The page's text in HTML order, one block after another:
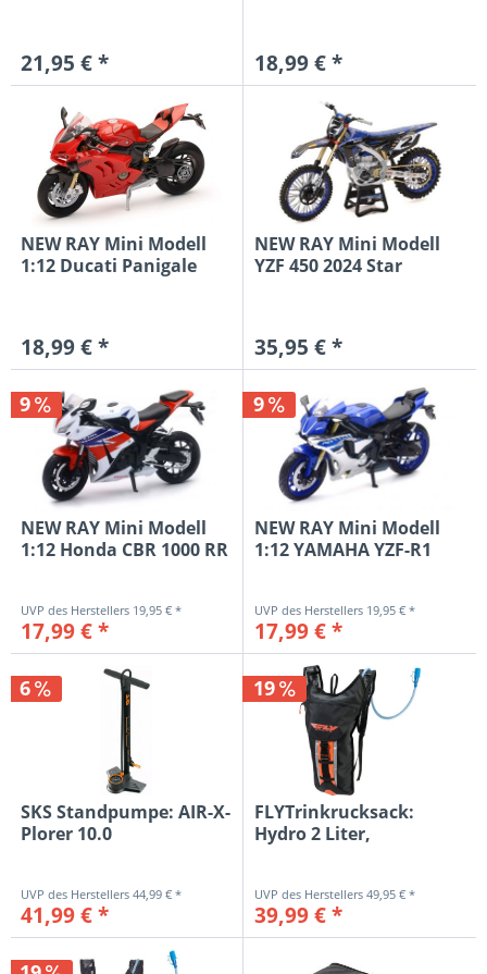
21,95 € * 18,99 € *
NEW RAY Mini Modell
1:12 Ducati Panigale
18,99 € *
NEW RAY Mini Modell
YZF 450 2024 Star
35,95 € *
9
NEW RAY Mini Modell
1:12 Honda CBR 1000 RR
19,95 € *
17,99 € *
9
NEW RAY Mini Modell
1:12 YAMAHA YZF-R1
19,95 € *
17,99 € *
6
SKS Standpumpe: AIR-X-
Plorer 10.0
44,99 € *
41,99 € *
19
FLYTrinkrucksack:
Hydro 2 Liter,
49,95 € *
39,99 € *